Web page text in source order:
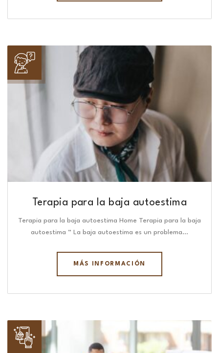
Terapia para la baja autoestima
Terapia para la baja autoestima Home Terapia para la baja
autoestima “ La baja autoestima es un problema…
MÁS INFORMACIÓN